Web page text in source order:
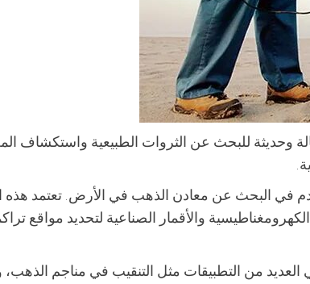
وحديثة للبحث عن الثروات الطبيعية واستكشاف
في البحث عن معادن الذهب في الأرض. تعتمد هذه
والأقمار الصناعية لتحديد
العديد من التطبيقات مثل التنقيب في مناجم